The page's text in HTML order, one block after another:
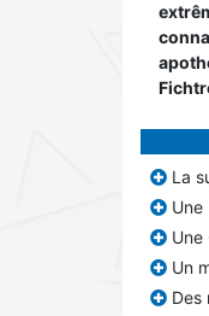
La
Une
Une
Un
Des